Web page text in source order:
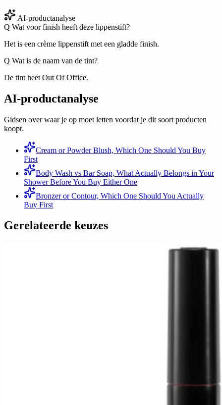
AI-productanalyse
Q Wat voor finish heeft deze lippenstift?
Het is een crème lippenstift met een gladde finish.
Q Wat is de naam van de tint?
De tint heet Out Of Office.
AI-productanalyse
Gidsen over waar je op moet letten voordat je dit soort producten
koopt.
Cream or Powder Blush, Which One Should You Buy
First
Body Wash vs Bar Soap, What Actually Belongs in Your
Shower Before You Buy Either One
Bronzer or Contour, Which One Should You Actually
Buy First
Gerelateerde keuzes